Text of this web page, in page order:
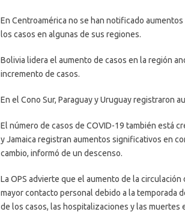
En Centroamérica no se han notificado
los casos en algunas de sus regiones.
Bolivia lidera el aumento de casos en la región
incremento de casos.
En el Cono Sur, Paraguay y Uruguay registraron
El número de casos de COVID-19 también está
y Jamaica registran aumentos significativos en
cambio, informó de un descenso.
La OPS advierte que el aumento de la
mayor contacto personal debido a la temporada
de los casos, las hospitalizaciones y las muertes